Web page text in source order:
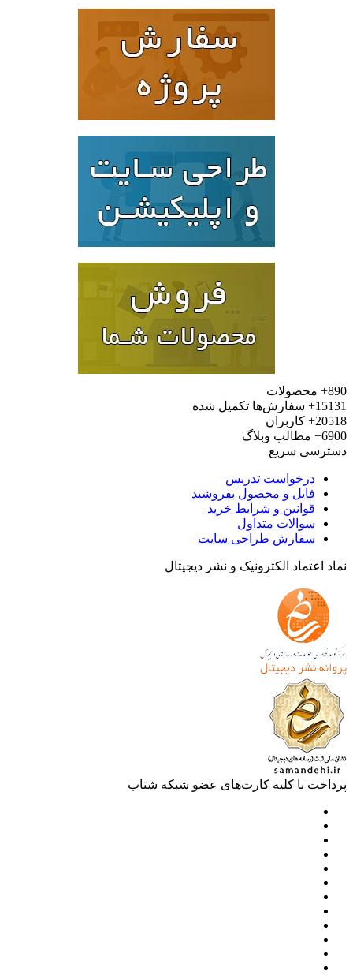
محصولات
سفارش‌ها تکمیل شده
کاربران
مطالب وبلاگ
سریع
درخواست تدریس
فایل و محصول بفروشید
قوانین و شرایط خرید
سوالات متداول
سفارش طراحی سایت
اعتماد الکترونیک و نشر دیجیتال
با کلیه کارت‌های عضو شبکه شتاب